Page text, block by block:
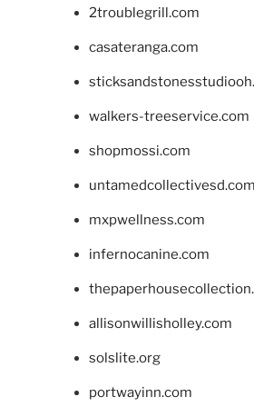
2troublegrill.com
casateranga.com
walkers-treeservice.com
shopmossi.com
untamedcollectivesd.com
mxpwellness.com
infernocanine.com
allisonwillisholley.com
solslite.org
portwayinn.com